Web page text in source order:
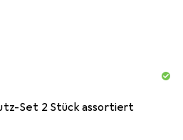
Set 2 Stück assortiert